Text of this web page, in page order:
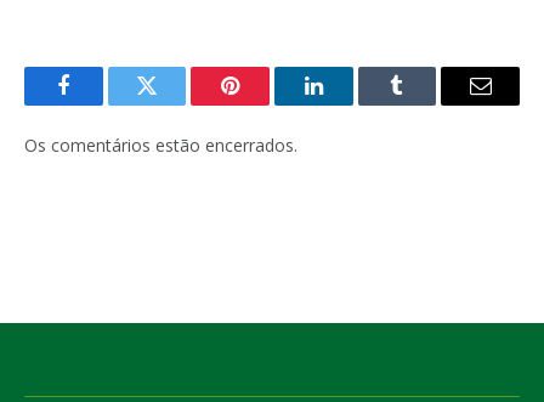
FacebookTwitter Pinterest LinkedInTumblr
E-
Os comentários estão encerrados.